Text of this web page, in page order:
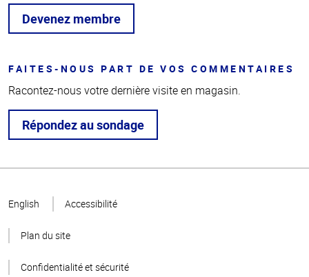
Devenez membre
FAITES-NOUS PART DE VOS COMMENTAIRES
Racontez-nous votre dernière visite en magasin.
Répondez au sondage
page
English Accessibilité
Plan du site
Confidentialité et sécurité